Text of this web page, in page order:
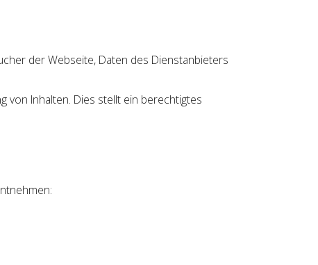
der Webseite, Daten des Dienstanbieters
von Inhalten. Dies stellt ein berechtigtes